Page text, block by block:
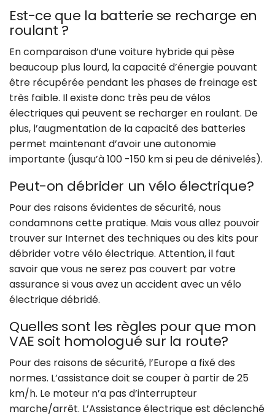
Est-ce que la batterie se recharge en
roulant ?
En comparaison d’une voiture hybride qui pèse
beaucoup plus lourd, la capacité d’énergie pouvant
être récupérée pendant les phases de freinage est
très faible. Il existe donc très peu de vélos
électriques qui peuvent se recharger en roulant. De
plus, l’augmentation de la capacité des batteries
permet maintenant d’avoir une autonomie
importante (jusqu’à 100 -150 km si peu de dénivelés).
Peut-on débrider un vélo électrique?
Pour des raisons évidentes de sécurité, nous
condamnons cette pratique. Mais vous allez pouvoir
trouver sur Internet des techniques ou des kits pour
débrider votre vélo électrique. Attention, il faut
savoir que vous ne serez pas couvert par votre
assurance si vous avez un accident avec un vélo
électrique débridé.
Quelles sont les règles pour que mon
VAE soit homologué sur la route?
Pour des raisons de sécurité, l’Europe a fixé des
normes. L’assistance doit se couper à partir de 25
km/h. Le moteur n’a pas d’interrupteur
marche/arrêt. L’Assistance électrique est déclenché